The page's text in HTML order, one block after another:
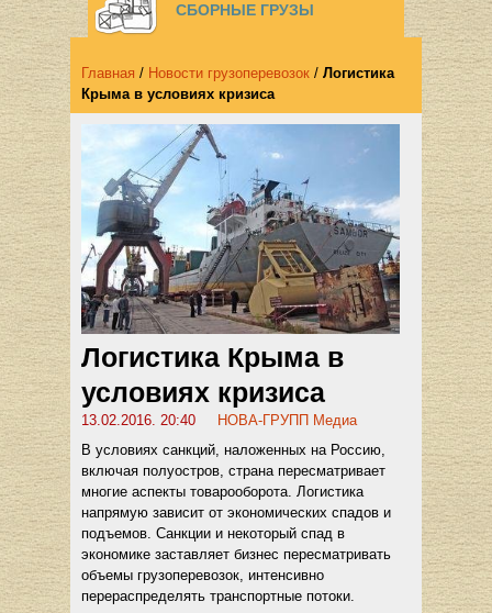
СБОРНЫЕ ГРУЗЫ
Главная / Новости грузоперевозок / Логистика
Крыма в условиях кризиса
Логистика Крыма в
условиях кризиса
13.02.2016. 20:40
НОВА-ГРУПП Медиа
В условиях санкций, наложенных на Россию,
включая полуостров, страна пересматривает
многие аспекты товарооборота. Логистика
напрямую зависит от экономических спадов и
подъемов. Санкции и некоторый спад в
экономике заставляет бизнес пересматривать
объемы грузоперевозок, интенсивно
перераспределять транспортные потоки.